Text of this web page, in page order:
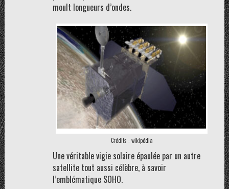
moult longueurs d’ondes.
Crédits : wikipédia
Une véritable vigie solaire épaulée par un autre
satellite tout aussi célèbre, à savoir
l’emblématique SOHO.